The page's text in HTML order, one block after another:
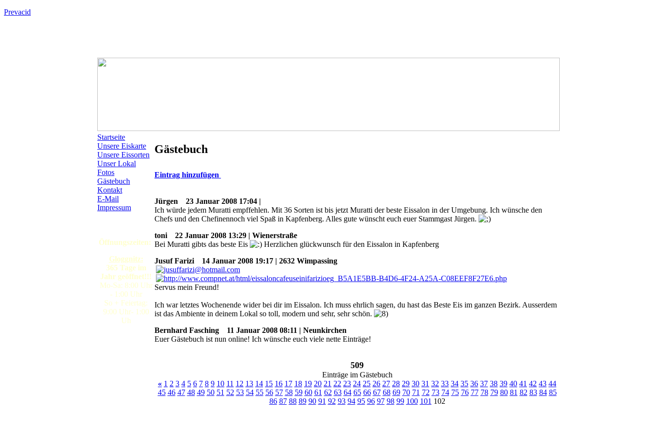
Prevacid
Startseite
Unsere Eiskarte
Unsere Eissorten
Unser Lokal
Fotos
Gästebuch
Kontakt
E-Mail
Impressum
Öffnungszeiten:
Gloggnitz:
365 Tage im
Jahr geöffnet!!!
Mo-Sa: 8:00 Uhr
- 1:00 Uhr
So + Feiertag:
9:00 Uhr- 1:00
Uh
Gästebuch
Eintrag hinzufügen
Jürgen
23 Januar 2008 17:04 |
Ich würde jedem Muratti empffehlen. Mit 36 Sorten ist bis jetzt Muratti der beste Eissalon in der Umgebung. Ich wünsche den
Chefs und den Chefinennoch viel Spaß in Kapfenberg. Alles gute wünscht euch euer Stammgast Jürgen.
toni
22 Januar 2008 13:29 | Wienerstraße
Bei Muratti gibts das beste Eis
Herzlichen glückwunsch für den Eissalon in Kapfenberg
Jusuf Farizi
14 Januar 2008 19:17 | 2632 Wimpassing
Servus mein Freund!
Ich war letztes Wochenende wider bei dir im Eissalon. Ich muss ehrlich sagen, du hast das Beste Eis im ganzen Bezirk. Ausserdem
ist das Ambiente in deinem Lokal so toll, modern und sehr, sehr schön.
Bernhard Fasching
11 Januar 2008 08:11 | Neunkirchen
Euer Gästebuch ist nun online! Ich wünsche euch viele nette Einträge!
509
Einträge im Gästebuch
« 1 2 3 4 5 6 7 8 9 10 11 12 13 14 15 16 17 18 19 20 21 22 23 24 25 26 27 28 29 30 31 32 33 34 35 36 37 38 39 40 41 42 43 44
45 46 47 48 49 50 51 52 53 54 55 56 57 58 59 60 61 62 63 64 65 66 67 68 69 70 71 72 73 74 75 76 77 78 79 80 81 82 83 84 85
86 87 88 89 90 91 92 93 94 95 96 97 98 99 100 101 102